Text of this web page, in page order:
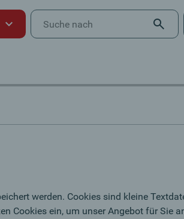
werden. Cookies sind kleine
Cookies ein, um unser Angebot für Sie